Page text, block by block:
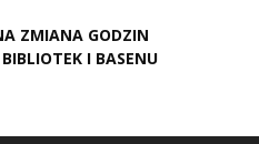
ZMIANA GODZIN
I BASENU